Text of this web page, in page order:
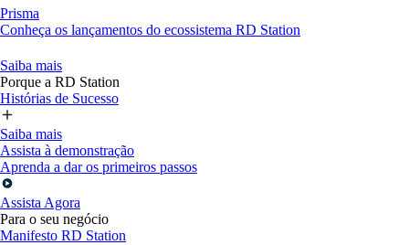
Prisma
Conheça os lançamentos do ecossistema RD Station
Saiba mais
Porque a RD Station
Histórias de Sucesso
Saiba mais
Assista à demonstração
Aprenda a dar os primeiros passos
Assista Agora
Para o seu negócio
Manifesto RD Station